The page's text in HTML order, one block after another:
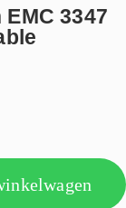
3347